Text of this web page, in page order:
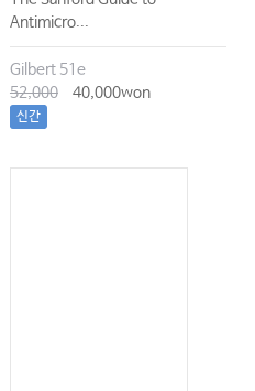
Antimicro...
Gilbert 51e
52,000
40,000won
신간